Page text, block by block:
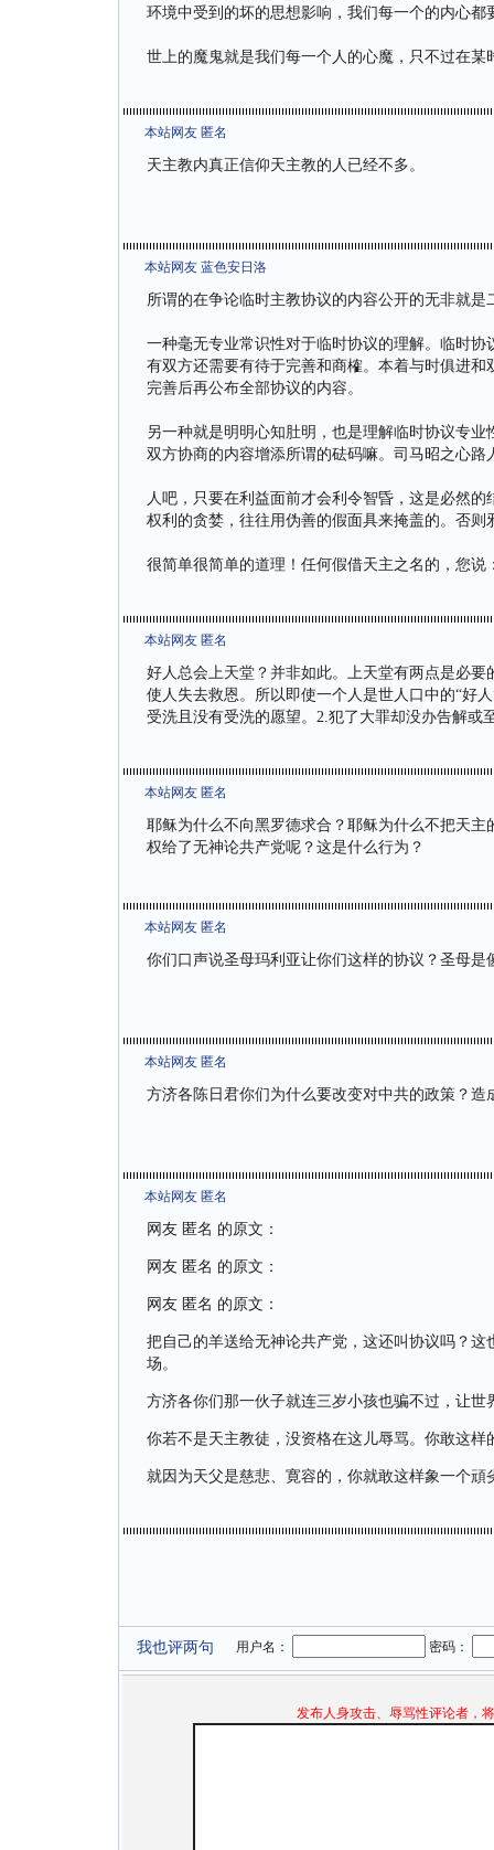
环境中受到的坏的思想影响，我们每一个的内心都
世上的魔鬼就是我们每一个人的心魔，只不过在某
本站网友 匿名
天主教内真正信仰天主教的人已经不多。
本站网友 蓝色安日洛
所谓的在争论临时主教协议的内容公开的无非就是
一种毫无专业常识性对于临时协议的理解。临时
有双方还需要有待于完善和商榷。本着与时俱进
完善后再公布全部协议的内容。
另一种就是明明心知肚明，也是理解临时协议专
双方协商的内容增添所谓的砝码嘛。司马昭之心
人吧，只要在利益面前才会利令智昏，这是必然
权利的贪婪，往往用伪善的假面具来掩盖的。否
很简单很简单的道理！任何假借天主之名的，您说
本站网友 匿名
好人总会上天堂？并非如此。上天堂有两点是必
使人失去救恩。所以即使一个人是世人口中的“好
受洗且没有受洗的愿望。2.犯了大罪却没办告解或
本站网友 匿名
耶稣为什么不向黑罗德求合？耶稣为什么不把天
权给了无神论共产党呢？这是什么行为？
本站网友 匿名
你们口声说圣母玛利亚让你们这样的协议？圣母是
本站网友 匿名
方济各陈日君你们为什么要改变对中共的政策？
本站网友 匿名
网友 匿名 的原文：
网友 匿名 的原文：
网友 匿名 的原文：
把自己的羊送给无神论共产党，这还叫协议吗？
场。
方济各你们那一伙子就连三岁小孩也骗不过，让
你若不是天主教徒，没资格在这儿辱骂。你敢这样
就因为天父是慈悲、寛容的，你就敢这样象一个
我也评两句 用户名： 密码：
发布人身攻击、辱骂性评论者，